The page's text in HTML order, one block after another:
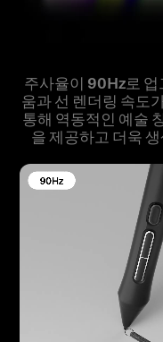
주사율이 90Hz로
움과 선 렌더링 속도
통해 역동적인 예술
을 제공하고 더욱